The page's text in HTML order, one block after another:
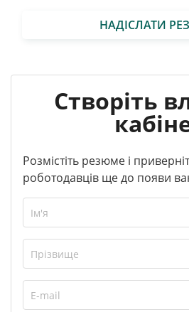
НАДІСЛАТИ
Створіть
Розмістіть резюме і
роботодавців ще до появи